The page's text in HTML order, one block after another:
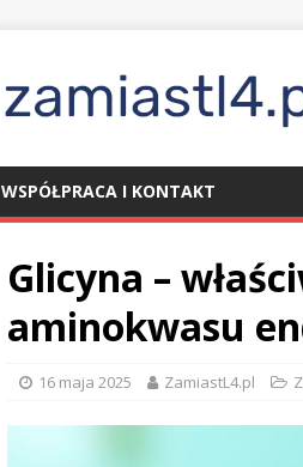
WSPÓŁPRACA I KONTAKT
Glicyna –
aminokwasu
16 maja 2025 ZamiastL4.pl